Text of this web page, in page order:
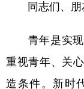
同志们、朋
青年是实现
重视青年、关
造条件。新时